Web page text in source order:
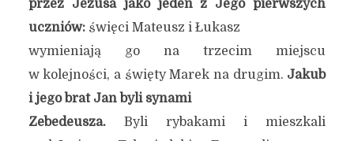
przez Jezusa jako jeden z Jego pierwszych
uczniów:święci Mateusz i Łukasz
wymieniają go na trzecim miejscu
w kolejności, a święty Marek na drugim. Jakub
i jego brat Jan byli synami
Zebedeusza.Byli rybakami i mieszkali